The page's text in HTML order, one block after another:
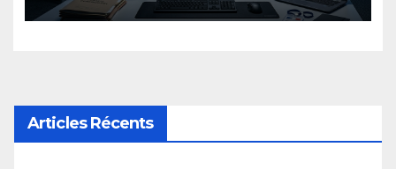
Articles Récents